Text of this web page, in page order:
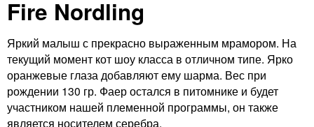
d
l
i
n
a
n
m
e
Fire Nordling
Яркий малыш с прекрасно выраженным мрамором. На
текущий момент кот шоу класса в отличном типе. Ярко
оранжевые глаза добавляют ему шарма. Вес при
рождении 130 гр. Фаер остался в питомнике и будет
участником нашей племенной программы, он также
является носителем серебра.